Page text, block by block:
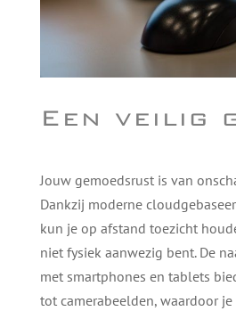
Een veilig
Jouw gemoedsrust is van
Dankzij moderne
kun je op afstand toezicht
niet fysiek aanwezig bent. De
met smartphones en tablets
tot camerabeelden, waardoor